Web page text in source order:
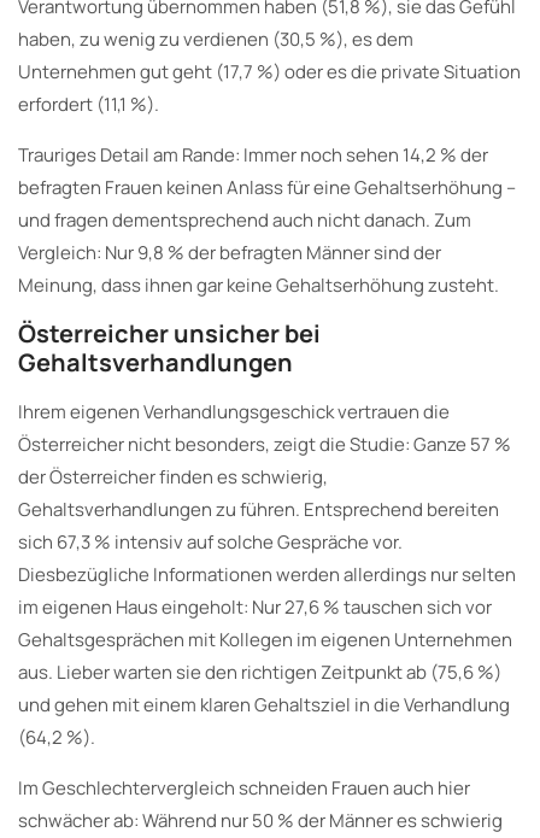
Verantwortung übernommen haben (51,8 %), sie das Gefühl
haben, zu wenig zu verdienen (30,5 %), es dem
Unternehmen gut geht (17,7 %) oder es die private Situation
erfordert (11,1 %).
Trauriges Detail am Rande: Immer noch sehen 14,2 % der
befragten Frauen keinen Anlass für eine Gehaltserhöhung –
und fragen dementsprechend auch nicht danach. Zum
Vergleich: Nur 9,8 % der befragten Männer sind der
Meinung, dass ihnen gar keine Gehaltserhöhung zusteht.
Österreicher unsicher bei
Gehaltsverhandlungen
Ihrem eigenen Verhandlungsgeschick vertrauen die
Österreicher nicht besonders, zeigt die Studie: Ganze 57 %
der Österreicher finden es schwierig,
Gehaltsverhandlungen zu führen. Entsprechend bereiten
sich 67,3 % intensiv auf solche Gespräche vor.
Diesbezügliche Informationen werden allerdings nur selten
im eigenen Haus eingeholt: Nur 27,6 % tauschen sich vor
Gehaltsgesprächen mit Kollegen im eigenen Unternehmen
aus. Lieber warten sie den richtigen Zeitpunkt ab (75,6 %)
und gehen mit einem klaren Gehaltsziel in die Verhandlung
(64,2 %).
Im Geschlechtervergleich schneiden Frauen auch hier
schwächer ab: Während nur 50 % der Männer es schwierig